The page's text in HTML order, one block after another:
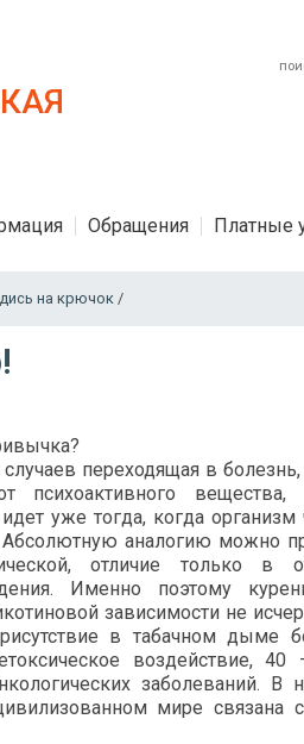
Обращения Платные
на крючок/
переходящая в болезнь,
психоактивного вещества,
уже тогда, когда организм
Абсолютную аналогию можно
отличие только в
Именно поэтому
зависимости не
в табачном дыме
воздействие,
заболеваний. В
мире связана